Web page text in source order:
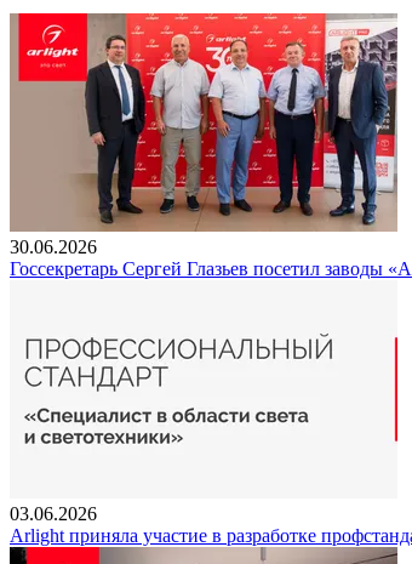
30.06.2026
Госсекретарь Сергей Глазьев посетил заводы
03.06.2026
Arlight приняла участие в разработке